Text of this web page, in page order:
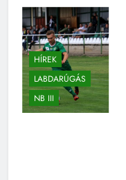
HÍREK
LABDARÚGÁS
NB III